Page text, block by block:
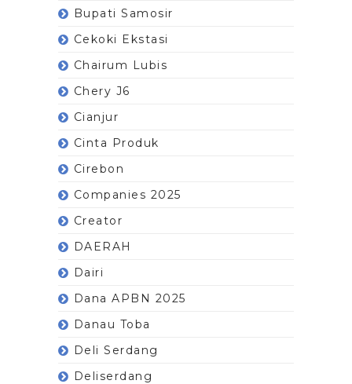
Bupati Samosir
Cekoki Ekstasi
Chairum Lubis
Chery J6
Cianjur
Cinta Produk
Cirebon
Companies 2025
Creator
DAERAH
Dairi
Dana APBN 2025
Danau Toba
Deli Serdang
Deliserdang